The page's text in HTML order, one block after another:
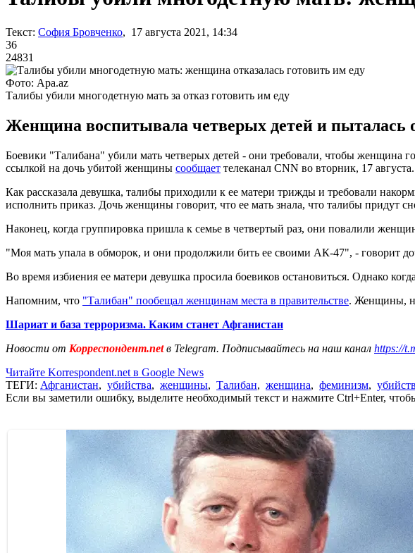
Текст: София Бровченко, 17 августа 2021, 14:34
36
24831
Фото: Apa.az
Талибы убили многодетную мать за отказ готовить им еду
Женщина воспитывала четверых детей и пыталась
Боевики "Талибана" убили мать четверых детей - они требовали, чтобы женщина
ссылкой на дочь убитой женщины сообщает телеканал CNN во вторник, 17 августа.
Как рассказала девушка, талибы приходили к ее матери трижды и требовали
исполнить приказ. Дочь женщины говорит, что ее мать знала, что талибы придут
Наконец, когда группировка пришла к семье в четвертый раз, они повалили
"Моя мать упала в обморок, и они продолжили бить ее своими АК-47", - говорит
Во время избиения ее матери девушка просила боевиков остановиться. Однако
Напомним, что "Талибан" пообещал женщинам места в правительстве. Женщины,
Шариат и база терроризма. Каким станет Афганистан
Новости от Корреспондент.netв Telegram. Подписывайтесь на наш канал https://
Читайте Korrespondent.net в Google News
ТЕГИ: Афганистан, убийства, женщины, Талибан, женщина, феминизм,
Если вы заметили ошибку, выделите необходимый текст и нажмите Ctrl+Enter,